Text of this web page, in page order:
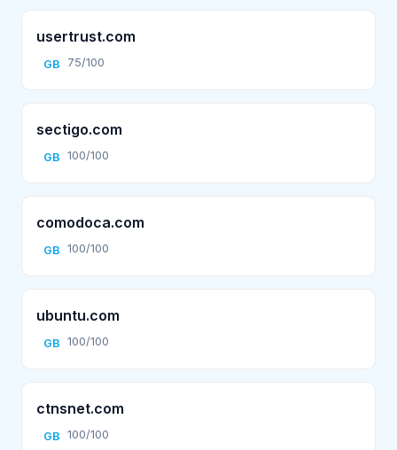
usertrust.com
GB 75/100
sectigo.com
GB 100/100
comodoca.com
GB 100/100
ubuntu.com
GB 100/100
ctnsnet.com
GB 100/100